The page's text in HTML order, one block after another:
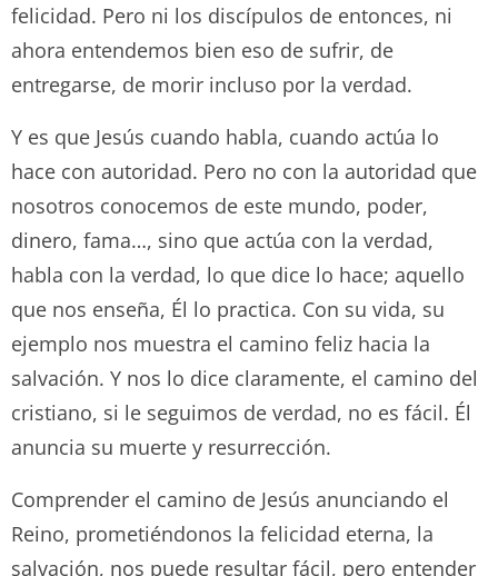
felicidad. Pero ni los discípulos de entonces, ni
ahora entendemos bien eso de sufrir, de
entregarse, de morir incluso por la verdad.
Y es que Jesús cuando habla, cuando actúa lo
hace con autoridad. Pero no con la autoridad que
nosotros conocemos de este mundo, poder,
dinero, fama…, sino que actúa con la verdad,
habla con la verdad, lo que dice lo hace; aquello
que nos enseña, Él lo practica. Con su vida, su
ejemplo nos muestra el camino feliz hacia la
salvación. Y nos lo dice claramente, el camino del
cristiano, si le seguimos de verdad, no es fácil. Él
anuncia su muerte y resurrección.
Comprender el camino de Jesús anunciando el
Reino, prometiéndonos la felicidad eterna, la
salvación, nos puede resultar fácil, pero entender